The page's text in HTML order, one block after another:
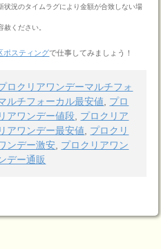
況のタイムラグにより金額が合致しない場
ください。
ポスティングで仕事してみましょう！
ロクリアワンデーマルチフォ
ルチフォーカル最安値
プロ
アワンデー値段 プロクリア
アワンデー最安値
プロクリ
ンデー激安 プロクリアワン
デー通販